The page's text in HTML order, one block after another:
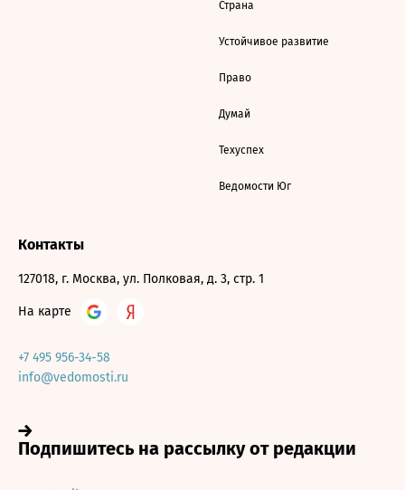
Страна
Устойчивое развитие
Право
Думай
Техуспех
Ведомости Юг
Контакты
127018, г. Москва, ул. Полковая, д. 3, стр. 1
На карте
+7 495 956-34-58
info@vedomosti.ru